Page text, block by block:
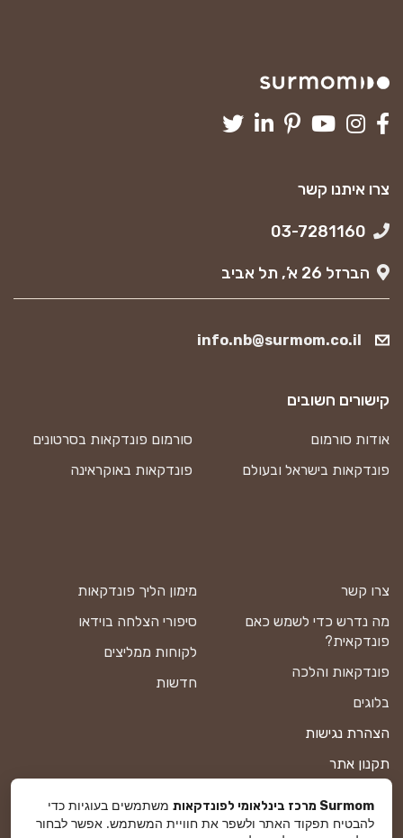
צרו איתנו קשר
הברזל 26 א’, תל אביב
info.nb@surmom.co.il
צרו קשר
מה נדרש כדי לשמש כאם
פונדקאית?
פונדקאות והלכה
בלוגים
הצהרת נגישות
תקנון אתר
מפת אתר
מימון הליך פונדקאות
סיפורי הצלחה בוידאו
לקוחות ממליצים
חדשות
קישורים חשובים
אודות סורמום
סורמום פונדקאות בסרטונים
פונדקאות בישראל ובעולם
פונדקאות באוקראינה
Surmom מרכז בינלאומי לפונדקאות
משתמשים בעוגיות כדי
להבטיח תפקוד האתר ולשפר את חוויית המשתמש. אפשר לבחור